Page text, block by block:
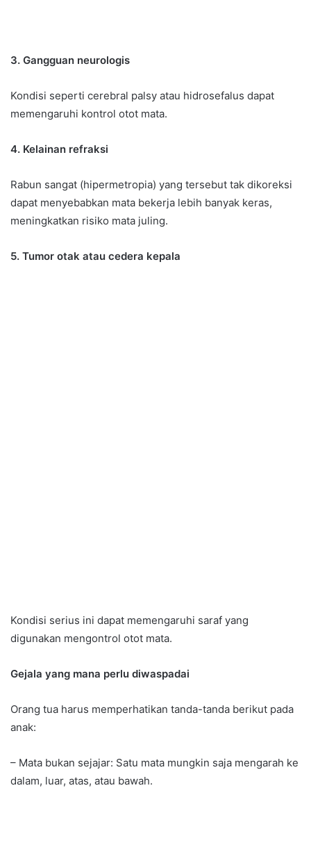
3. Gangguan neurologis
Kondisi seperti cerebral palsy atau hidrosefalus dapat
memengaruhi kontrol otot mata.
4. Kelainan refraksi
Rabun sangat (hipermetropia) yang tersebut tak dikoreksi
dapat menyebabkan mata bekerja lebih banyak keras,
meningkatkan risiko mata juling.
5. Tumor otak atau cedera kepala
Kondisi serius ini dapat memengaruhi saraf yang
digunakan mengontrol otot mata.
Gejala yang mana perlu diwaspadai
Orang tua harus memperhatikan tanda-tanda berikut pada
anak:
– Mata bukan sejajar: Satu mata mungkin saja mengarah ke
dalam, luar, atas, atau bawah.